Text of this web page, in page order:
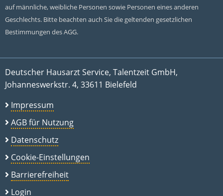
auf männliche, weibliche Personen sowie Personen eines anderen
Geschlechts. Bitte beachten auch Sie die geltenden gesetzlichen
Bestimmungen des AGG.
Deutscher Hausarzt Service, Talentzeit GmbH,
Johanneswerkstr. 4, 33611 Bielefeld
Impressum
AGB für Nutzung
Datenschutz
Cookie-Einstellungen
Barrierefreiheit
Login